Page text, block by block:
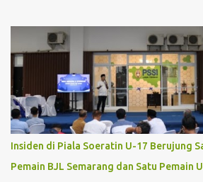
mengajak masyarakat menyemarakkan
akan banyak hiburan dan pentas lainnya
masyarakat. "Ada pentas budaya, pentas
dan masih banyak lagi yang lainnya",
(1/8/26) di Pendopo Kabupaten Pati. Baca
Panjang di Bidang Pidana Khusus,
Baca juga: Insiden di Piala Soeratin U-17
Empat Pemain BJL Semarang dan Satu
juga: Memasuki Kemarau Panjang,
Insiden di Piala Soeratin U-17 Berujung
Pemain BJL Semarang dan Satu Pemain